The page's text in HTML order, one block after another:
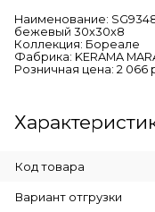
Наименование:
бежевый 30x30x8
Коллекция: Бореале
Фабрика: KERAMA
Розничная цена: 2 066
Код товара
Вариант отгрузки